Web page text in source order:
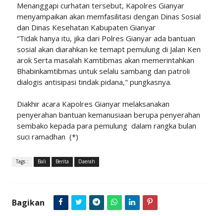
Menanggapi curhatan tersebut, Kapolres Gianyar
menyampaikan akan memfasilitasi dengan Dinas Sosial
dan Dinas Kesehatan Kabupaten Gianyar
“Tidak hanya itu, jika dari Polres Gianyar ada bantuan
sosial akan diarahkan ke temapt pemulung di Jalan Ken
arok Serta masalah Kamtibmas akan memerintahkan
Bhabinkamtibmas untuk selalu sambang dan patroli
dialogis antisipasi tindak pidana," pungkasnya.
Diakhir acara Kapolres Gianyar melaksanakan
penyerahan bantuan kemanusiaan berupa penyerahan
sembako kepada para pemulung dalam rangka bulan
suci ramadhan (*)
Tags : Bali Berita Daerah
Bagikan